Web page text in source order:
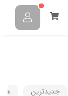
جدیدترین